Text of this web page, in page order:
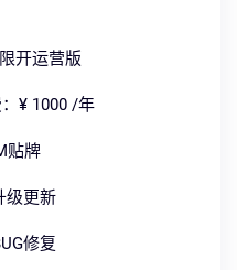
开运营版
¥ 1000 /年
贴牌
级更新
修复